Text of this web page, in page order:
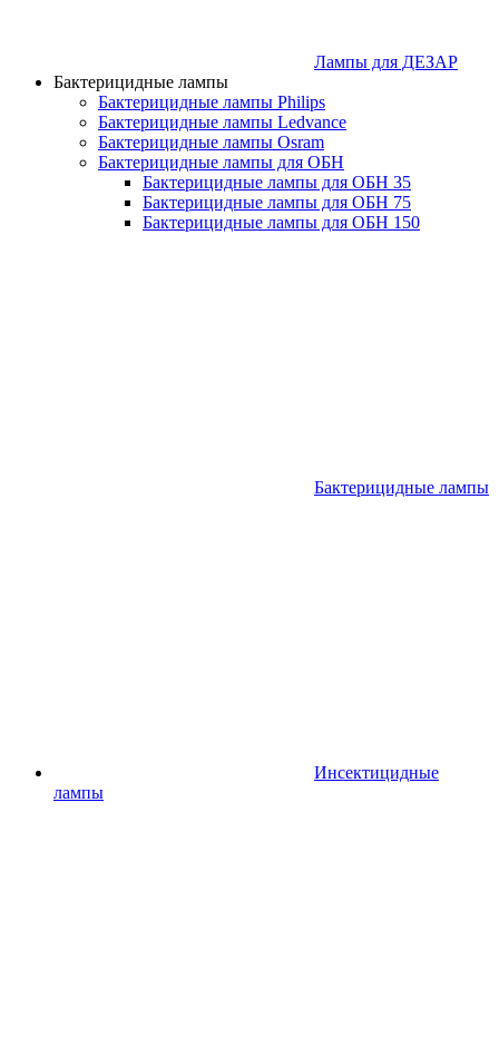
Лампы для ДЕЗАР
Бактерицидные лампы
Бактерицидные лампы Philips
Бактерицидные лампы Ledvance
Бактерицидные лампы Osram
Бактерицидные лампы для ОБН
Бактерицидные лампы для ОБН 35
Бактерицидные лампы для ОБН 75
Бактерицидные лампы для ОБН 150
Бактерицидные лампы
Инсектицидные
лампы